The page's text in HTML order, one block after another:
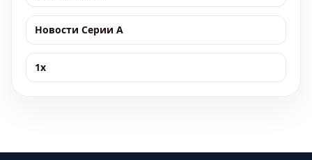
Новости Серии А
1x